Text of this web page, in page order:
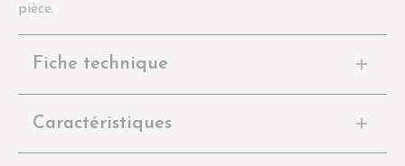
pièce.
Fiche technique
Caractéristiques